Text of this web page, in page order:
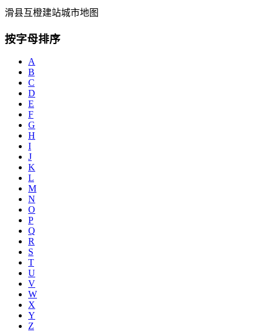
滑县互橙建站城市地图
按字母排序
A
B
C
D
E
F
G
H
I
J
K
L
M
N
O
P
Q
R
S
T
U
V
W
X
Y
Z